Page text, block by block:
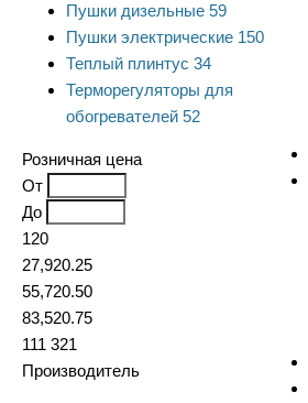
Пушки дизельные 59
Пушки электрические 150
Теплый плинтус 34
Терморегуляторы для
обогревателей 52
Розничная цена
От
До
120
27,920.25
55,720.50
83,520.75
111 321
Производитель